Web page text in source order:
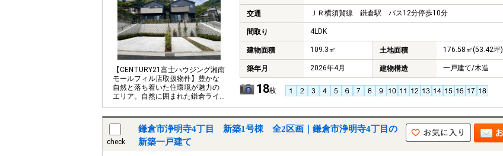
【CENTURY21富士ハウジング湘南
モールフィル店取扱物件】豊かな
自然と落ち着いた住環境が魅力の
エリア。自然に囲まれた鎌倉ライ
フをゆったり楽しめるお家です。
交通 ＪＲ横須賀線 鎌倉駅 バス12分停歩10分
間取り 4LDK
建物面積 109.3㎡ 土地面積 176.58㎡(53.42坪)
築年月 2026年4月 建物構造 一戸建て/木造
18枚
check
鎌倉市浄明寺4丁目 新築1号棟 全2区画｜鎌倉市浄明寺4丁目の
新築一戸建て